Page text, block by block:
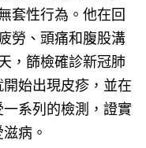
套性行為。他在回
勞、頭痛和腹股溝
，篩檢確診新冠肺
始出現皮疹，並在
系列的檢測，證實
病。